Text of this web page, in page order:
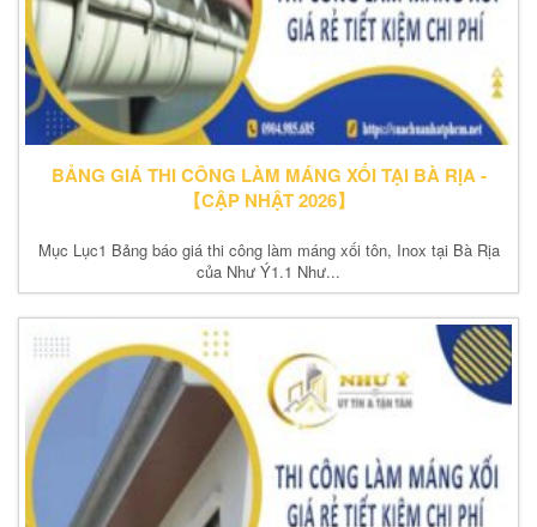
BẢNG GIÁ THI CÔNG LÀM MÁNG XỐI TẠI BÀ RỊA -
【CẬP NHẬT 2026】
Mục Lục1 Bảng báo giá thi công làm máng xối tôn, Inox tại Bà Rịa
của Như Ý1.1 Như...